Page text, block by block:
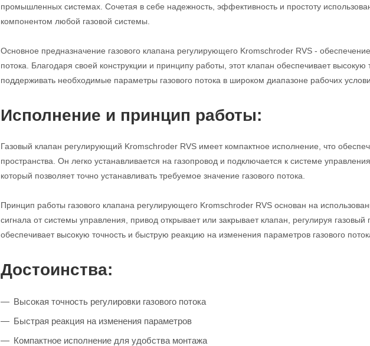
промышленных системах. Сочетая в себе надежность, эффективность и простоту
компонентом любой газовой системы.
Основное предназначение газового клапана регулирующего Kromschroder RVS -
потока. Благодаря своей конструкции и принципу работы, этот клапан обеспечивает высокую
поддерживать необходимые параметры газового потока в широком диапазоне рабочих
Исполнение и принцип работы:
Газовый клапан регулирующий Kromschroder RVS имеет компактное исполнение, что
пространства. Он легко устанавливается на газопровод и подключается к системе
который позволяет точно устанавливать требуемое значение газового потока.
Принцип работы газового клапана регулирующего Kromschroder RVS основан на
сигнала от системы управления, привод открывает или закрывает клапан, регулируя
обеспечивает высокую точность и быструю реакцию на изменения параметров газового
Достоинства:
Высокая точность регулировки газового потока
Быстрая реакция на изменения параметров
Компактное исполнение для удобства монтажа